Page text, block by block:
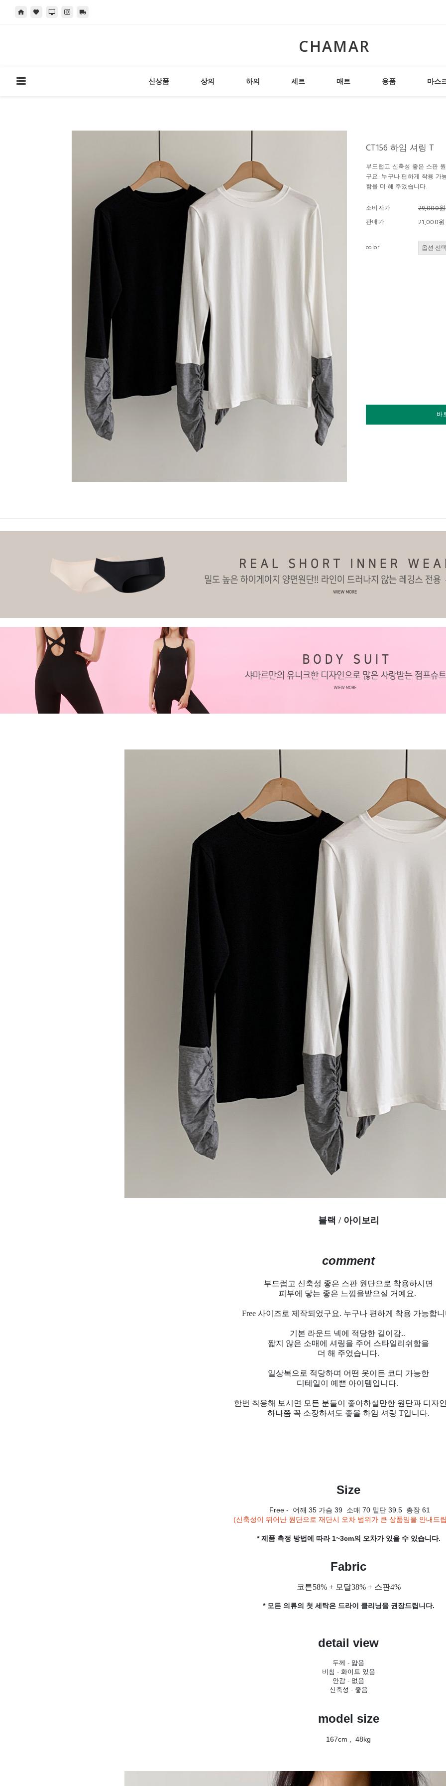
CHAMAR
신상품 상의 하의 세트 매트 용품 마스
CT156 하임 셔링 T
부드럽고 신축성 좋은 스판
구요. 누구나 편하게 착용 가
함을 더 해 주었습니다.
소비자가 29,000원
판매가 21,000원
color
바
블랙 / 아이보리
comment
부드럽고 신축성 좋은 스판 원단으로 착용하시면
피부에 닿는 좋은 느낌을받으실 거예요.
Free 사이즈로 제작되었구요. 누구나 편하게 착용 가능합
기본 라운드 넥에 적당한 길이감..
짧지 않은 소매에 셔링을 주어 스타일리쉬함을
더 해 주었습니다.
일상복으로 적당하며 어떤 옷이든 코디 가능한
디테일이 예쁜 아이템입니다.
한번 착용해 보시면 모든 분들이 좋아하실만한 원단과 디자
하나쯤 꼭 소장하셔도 좋을 하임 셔링 T입니다.
Size
Free - 어깨 35 가슴 39 소매 70 밑단 39.5 총장 61
(신축성이 뛰어난 원단으로 재단시 오차 범위가 큰 상품임을 안내드
* 제품 측정 방법에 따라 1~3cm의 오차가 있을 수 있습니다.
Fabric
코튼58% + 모달38% + 스판4%
* 모든 의류의 첫 세탁은 드라이 클리닝을 권장드립니다.
detail view
두께 - 얇음
비침 - 화이트 있음
안감 - 없음
신축성 - 좋음
model size
167cm , 48kg